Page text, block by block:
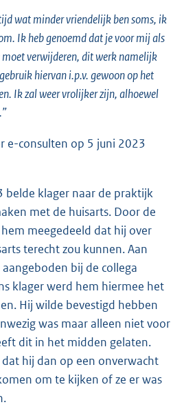
wat minder vriendelijk ben soms, ik
Ik heb genoemd dat je voor mij als
verwijderen, dit werk namelijk
hiervan i.p.v. gewoon op het
Ik zal weer vrolijker zijn, alhoewel
e-consulten op 5 juni 2023
klager naar de praktijk
met de huisarts. Door de
meegedeeld dat hij over
terecht zou kunnen. Aan
bij de collega
klager werd hem hiermee het
Hij wilde bevestigd hebben
was maar alleen niet voor
dit in het midden gelaten.
hij dan op een onverwacht
om te kijken of ze er was